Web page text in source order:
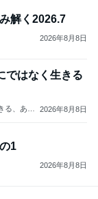
解く2026.7
2026年8月8日
ではなく生きる
、あん
2026年8月8日
1
2026年8月8日